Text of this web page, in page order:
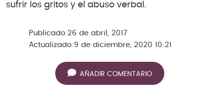
sufrir los gritos y el abuso verbal.
Publicado:26 de abril, 2017
Actualizado: 9 de diciembre, 2020 10:21
AÑADIR COMENTARIO